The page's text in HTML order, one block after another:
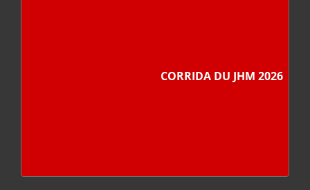
CORRIDA DU JHM 2026